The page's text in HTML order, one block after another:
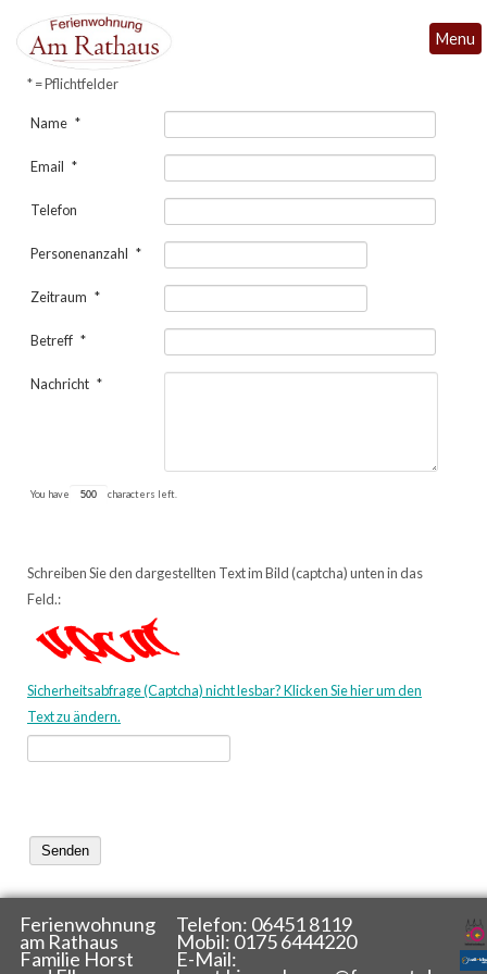
Menu
*= Pflichtfelder
Name *
Email *
Telefon
Personenanzahl *
Zeitraum *
Betreff *
Nachricht *
You have characters left.
Schreiben Sie den dargestellten Text im Bild (captcha) unten in das
Feld.:
Sicherheitsabfrage (Captcha) nicht lesbar? Klicken Sie hier um den
Text zu ändern.
Ferienwohnung
am Rathaus
Familie Horst
Telefon: 06451 8119
Mobil: 0175 6444220